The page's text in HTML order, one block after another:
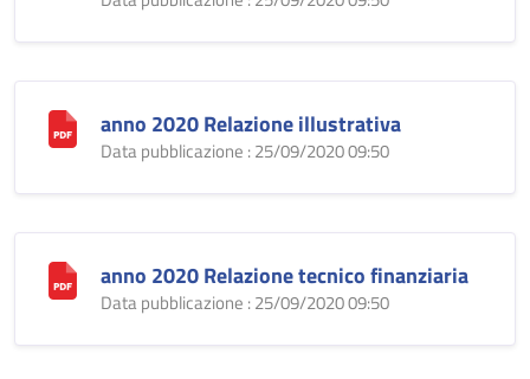
anno 2020 Relazione illustrativa
Data pubblicazione : 25/09/2020 09:50
anno 2020 Relazione tecnico finanziaria
Data pubblicazione : 25/09/2020 09:50